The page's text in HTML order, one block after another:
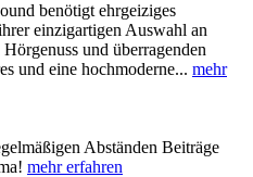
benötigt ehrgeiziges
einzigartigen Auswahl an
und überragenden
und eine hochmoderne... mehr
Abständen Beiträge
mehr erfahren